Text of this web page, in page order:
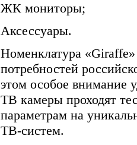
ЖК мониторы;
Аксессуары.
Номенклатура
потребностей
этом особое внимание
ТВ камеры проходят
параметрам на
ТВ-систем.